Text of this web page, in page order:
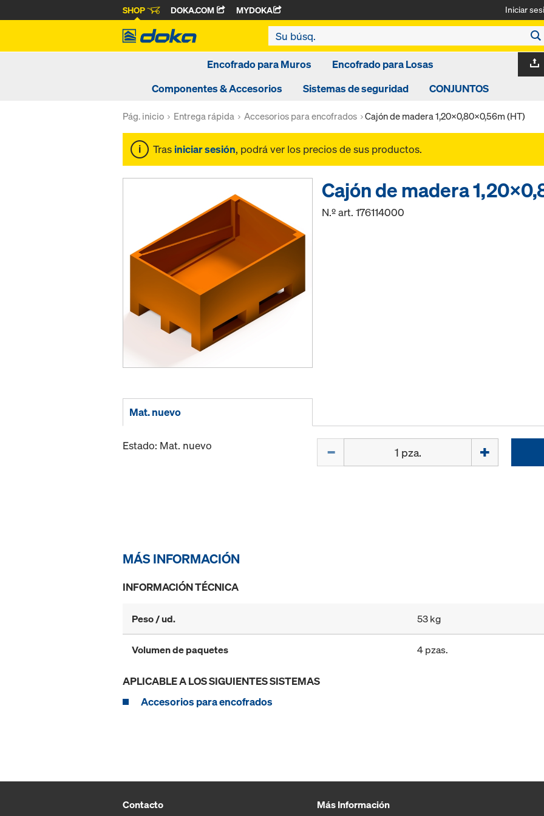
SHOP DOKA.COM MYDOKA Iniciar
Encofrado para Muros
Encofrado para Losas
Componentes & Accesorios
Sistemas de seguridad CONJUNTOS
Pág. inicio Entrega rápida Accesorios para encofrados Cajón de madera 1,20x0,80x0,56m (HT)
Tras iniciar sesión, podrá ver los precios de sus productos.
Cajón de madera
N.º art.176114000
Mat. nuevo
Estado: Mat. nuevo
MÁS INFORMACIÓN
INFORMACIÓN TÉCNICA
Peso / ud. 53 kg
Volumen de paquetes 4 pzas.
APLICABLE A LOS SIGUIENTES SISTEMAS
Accesorios para encofrados
Contacto
Más Información